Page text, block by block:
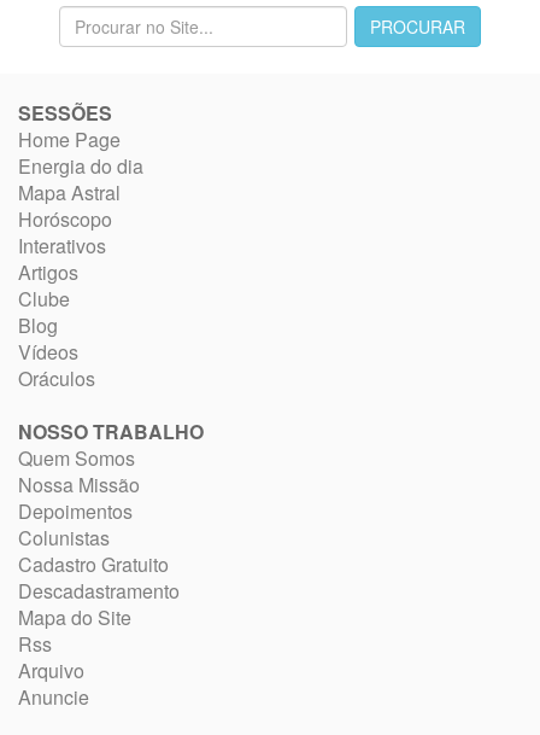
SESSÕES
Home Page
Energia do dia
Mapa Astral
Horóscopo
Interativos
Artigos
Clube
Blog
Vídeos
Oráculos
NOSSO TRABALHO
Quem Somos
Nossa Missão
Depoimentos
Colunistas
Cadastro Gratuito
Descadastramento
Mapa do Site
Rss
Arquivo
Anuncie